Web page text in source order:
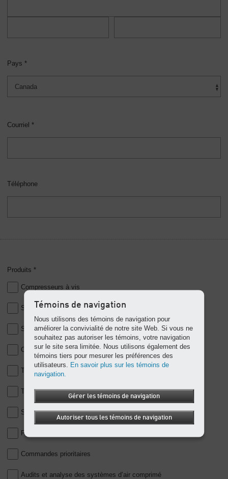
Pays *
Courriel *
Téléphone
Produits *
Compresseurs à vis
Soufflantes pour l’eau et le traitement des eaux usées
Soufflantes pour d’autres applications industrielles
Compresseurs mobiles
Traitement d'air comprimé (sécheurs, filtres, purgeurs, etc.)
Tuyauterie d’air comprimé (SmartPipe)
Surpresseurs haute pression
Pompes à vide
Commandes prioritaires
Audits et analyse des systèmes d’air comprimé
Témoins de navigation
Nous utilisons des témoins de navigation pour
améliorer la convivialité de notre site Web. Si vous ne
souhaitez pas autoriser les témoins, votre navigation
sur le site sera limitée. Nous utilisons également des
témoins tiers pour mesurer les préférences des
utilisateurs. En savoir plus sur les témoins de
navigation.
Gérer les témoins de navigation
Autoriser tous les témoins de navigation